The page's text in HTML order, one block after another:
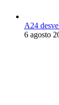
A24
6 agosto